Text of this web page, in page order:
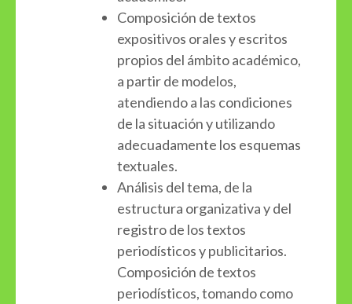
Composición de textos
expositivos orales y escritos
propios del ámbito académico,
a partir de modelos,
atendiendo a las condiciones
de la situación y utilizando
adecuadamente los esquemas
textuales.
Análisis del tema, de la
estructura organizativa y del
registro de los textos
periodísticos y publicitarios.
Composición de textos
periodísticos, tomando como